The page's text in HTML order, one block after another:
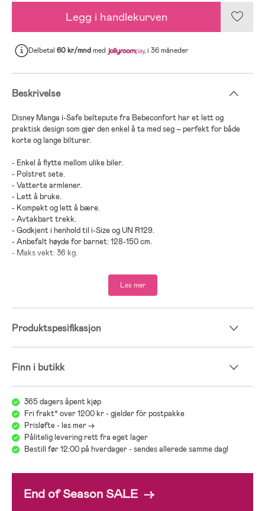
Legg i handlekurven
Delbetal 60 kr/mndmed i 36 måneder
Beskrivelse
Disney Manga i-Safe beltepute fra Bebeconfort har et lett og
praktisk design som gjør den enkel å ta med seg – perfekt for både
korte og lange bilturer.
- Enkel å flytte mellom ulike biler.
- Polstret sete.
- Vatterte armlener.
- Lett å bruke.
- Kompakt og lett å bære.
- Avtakbart trekk.
- Godkjent i henhold til i-Size og UN R129.
- Anbefalt høyde for barnet: 128-150 cm.
- Maks vekt: 36 kg.
- Anbefalt alder: fra 6 til 12 år.
Vi på Jollyroom vet hvor viktig det er å velge en bilstol som passer
nettopp ditt barns behov, og at det iblant kan bli mye å tenke på med
valget henviser vi til vår guide for bilstoler:
Les mer
Produktspesifikasjon
Finn i butikk
365 dagers åpent kjøp
Fri frakt* over 1200 kr - gjelder för postpakke
Prisløfte - les mer ->
Pålitelig levering rett fra eget lager
Bestill før 12:00 på hverdager - sendes allerede samme dag!
End of Season SALE →